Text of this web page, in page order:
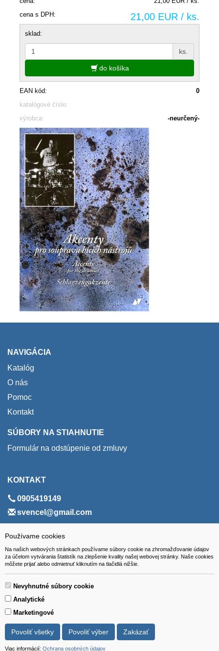
Používame cookies
Na našich webových stránkach používame súbory cookie na zhromažďovanie údajov
za účelom vytvárania štatistík na zlepšenie kvality našej webovej stránky. Naše cookies
môžete prijať alebo odmietnuť kliknutím na tlačidlá nižšie.
Nevyhnutné súbory cookie
Analytické
Marketingové
Povoliť všetky Povoliť výber Zakázať
Viac informácií: Ochrana osobných údajov
cena s DPH:
21,00 EUR / ks.
sklad:
ks.
do košíka
EAN kód:
0
katalógové číslo:
výrobca:
-neurčený-
NAVIGÁCIA
Katalóg
O nás
Pomoc
Kontakt
SÚBORY NA STIAHNUTIE
Formulár na odstúpenie od zmluvy
KONTAKT
0905419149
svencel@gmail.com
ADRESA
VEST - tech s.r.o.
Hviezdoslavova 280/6, 965 01 Žiar nad Hronom
Slovakia (Slovak Republic)
Všetky ceny sú uvádzané vrátane DPH.
© 2018 GIBOX, s.r.o. • Generuje redakčný systém YGScms •